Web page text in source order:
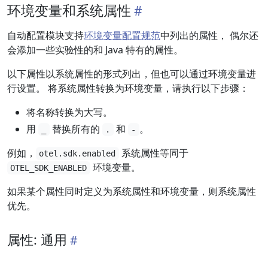
环境变量和系统属性
自动配置模块支持环境变量配置规范中列出的属性， 偶尔还
会添加一些实验性的和 Java 特有的属性。
以下属性以系统属性的形式列出，但也可以通过环境变量进
行设置。 将系统属性转换为环境变量，请执行以下步骤：
将名称转换为大写。
用
替换所有的 . 和 - 。
例如，
otel.sdk.enabled 系统属性等同于
OTEL_SDK_ENABLED
环境变量。
如果某个属性同时定义为系统属性和环境变量，则系统属性
优先。
属性: 通用